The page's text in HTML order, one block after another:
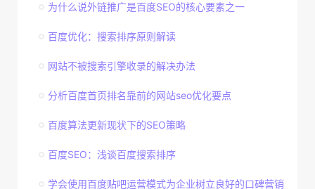
为什么说外链推广是百度SEO的核心要素之一
百度优化：搜索排序原则解读
网站不被搜索引擎收录的解决办法
分析百度首页排名靠前的网站seo优化要点
百度算法更新现状下的SEO策略
百度SEO：浅谈百度搜索排序
学会使用百度贴吧运营模式为企业树立良好的口碑营销